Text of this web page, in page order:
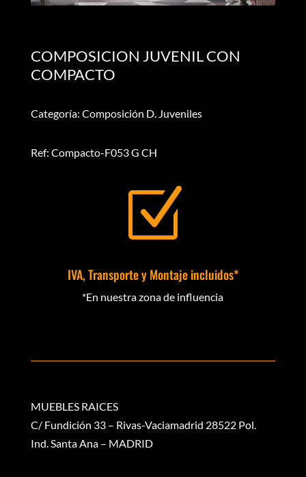
COMPOSICION JUVENIL CON
COMPACTO
Categoría: Composición D. Juveniles
Ref: Compacto-F053 G CH
Z
IVA, Transporte y Montaje incluidos*
*En nuestra zona de influencia
MUEBLES RAICES
C/ Fundición 33 – Rivas-Vaciamadrid 28522 Pol.
Ind. Santa Ana – MADRID